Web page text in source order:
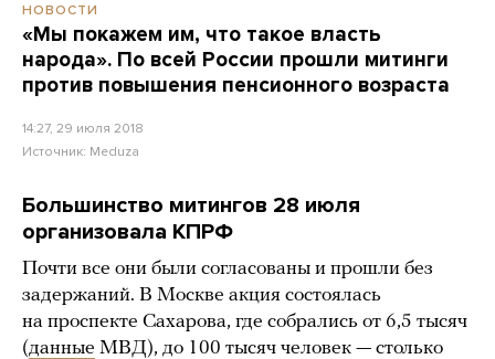
НОВОСТИ
«Мы покажем им, что такое власть
народа». По всей России прошли митинги
против повышения пенсионного возраста
14:27, 29 июля 2018
Источник: Meduza
Большинство митингов 28 июля
организовала КПРФ
Почти все они были согласованы и прошли без
задержаний. В Москве акция состоялась
на проспекте Сахарова, где собрались от 6,5 тысяч
(данные МВД), до 100 тысяч человек — столько